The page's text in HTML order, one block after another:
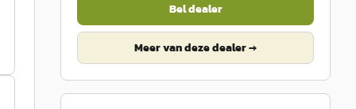
Bel dealer
Meer van deze dealer →